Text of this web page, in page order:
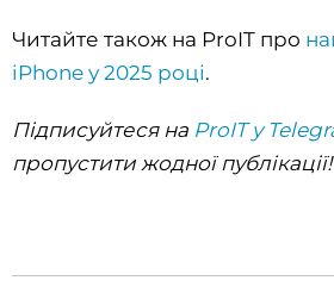
Читайте також на ProIT про
iPhone у 2025 році.
Підписуйтеся на ProIT у
пропустити жодної публікації!